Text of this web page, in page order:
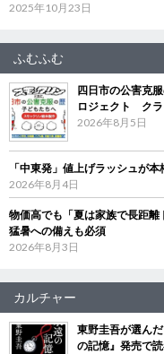
2025年10月23日
ふむふむ
四日市の公害克
ロジェクト クラ
2026年8月5日
「中東発」値上げラッシュが
2026年8月4日
物価高でも「夏は家族で長距
猛暑への備えも必須
2026年8月3日
カルチャー
東野圭吾が選ん
の記憶』発売で